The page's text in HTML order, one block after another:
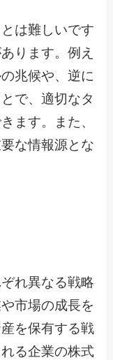
は難しいです
ります。例え
兆候や、逆に
で、適切なタ
ます。また、
な情報源とな
れ異なる戦略
市場の成長を
を保有する戦
る企業の株式